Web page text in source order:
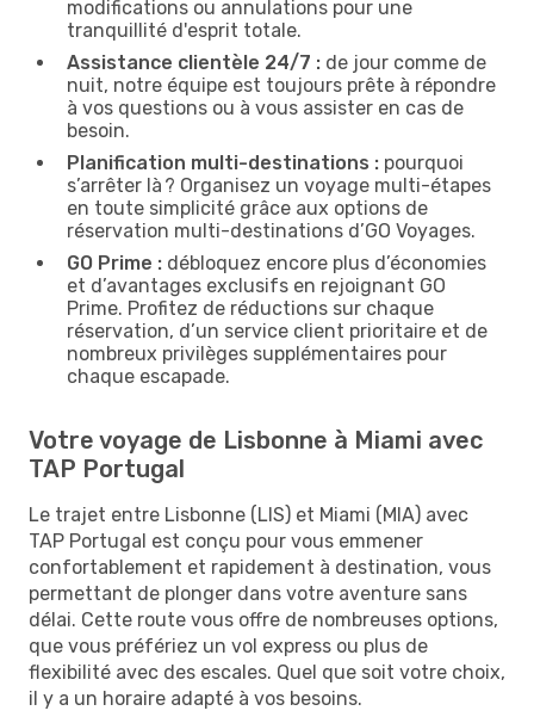
modifications ou annulations pour une
tranquillité d'esprit totale.
Assistance clientèle 24/7 : de jour comme de
nuit, notre équipe est toujours prête à répondre
à vos questions ou à vous assister en cas de
besoin.
Planification multi-destinations : pourquoi
s’arrêter là ? Organisez un voyage multi-étapes
en toute simplicité grâce aux options de
réservation multi-destinations d’GO Voyages.
GO Prime : débloquez encore plus d’économies
et d’avantages exclusifs en rejoignant GO
Prime. Profitez de réductions sur chaque
réservation, d’un service client prioritaire et de
nombreux privilèges supplémentaires pour
chaque escapade.
Votre voyage de Lisbonne à Miami avec
TAP Portugal
Le trajet entre Lisbonne (LIS) et Miami (MIA) avec
TAP Portugal est conçu pour vous emmener
confortablement et rapidement à destination, vous
permettant de plonger dans votre aventure sans
délai. Cette route vous offre de nombreuses options,
que vous préfériez un vol express ou plus de
flexibilité avec des escales. Quel que soit votre choix,
il y a un horaire adapté à vos besoins.